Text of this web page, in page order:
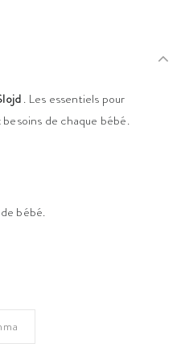
. Les essentiels pour
de chaque bébé.
bébé.